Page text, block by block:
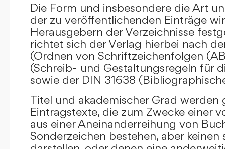
Die Form und insbesondere die Art
der zu veröffentlichenden Einträge
Herausgebern der Verzeichnisse
richtet sich der Verlag hierbei nach
(Ordnen von Schriftzeichenfolgen
(Schreib- und Gestaltungsregeln für
sowie der DIN 31638
Titel und akademischer Grad werden
Eintragstexte, die zum Zwecke einer
aus einer Aneinanderreihung von
Sonderzeichen bestehen, aber keinen